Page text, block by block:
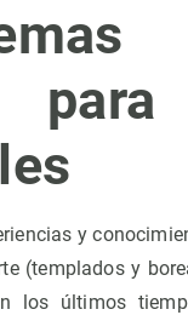
y
(templados y
los últimos